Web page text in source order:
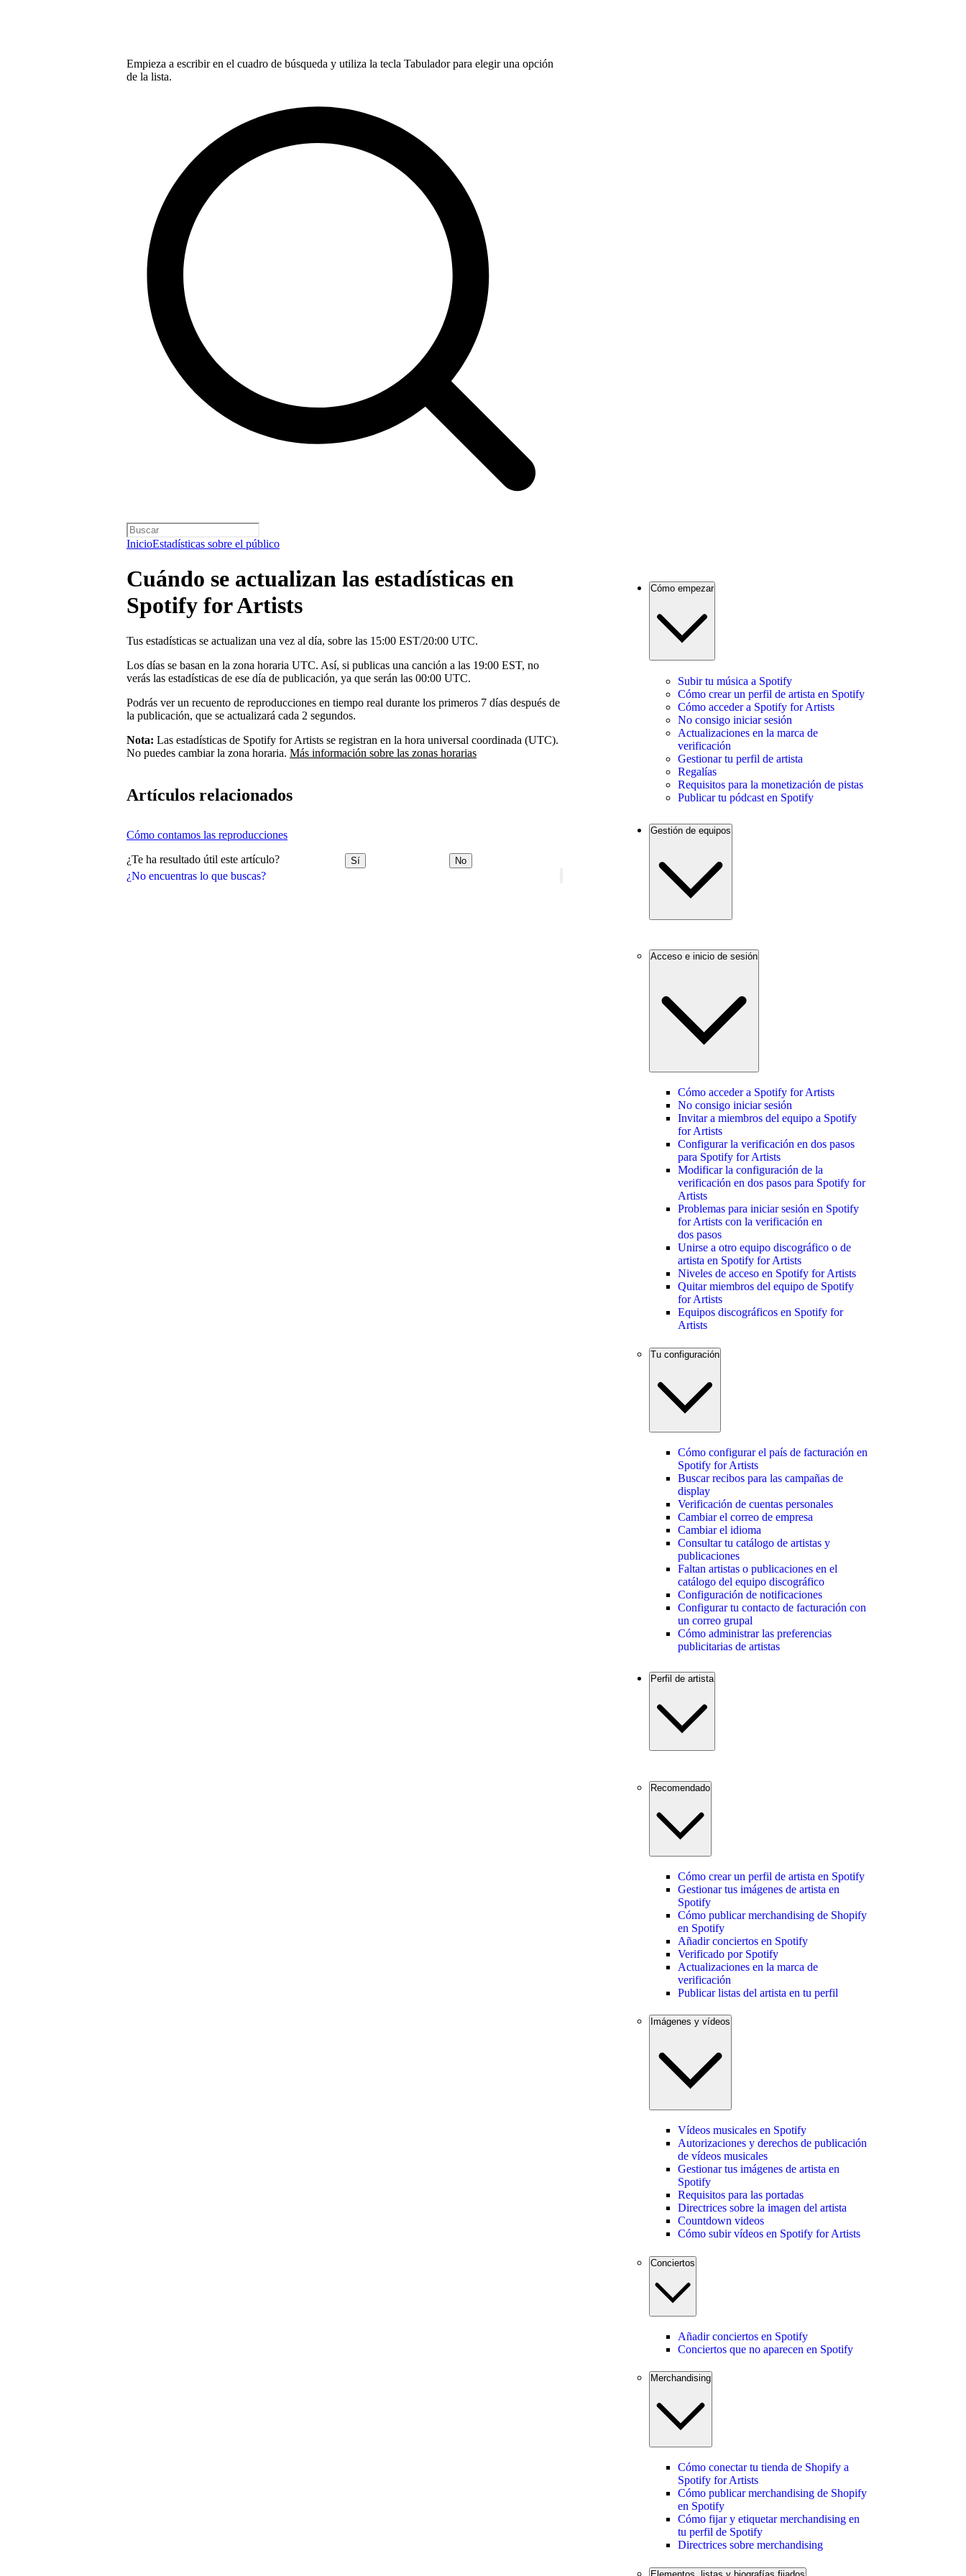
Empieza a escribir en el cuadro de búsqueda y utiliza la tecla Tabulador para elegir una opción
de la lista.
InicioEstadísticas sobre el público
¿No encuentras lo que buscas?
Cuándo se actualizan las estadísticas en
Spotify for Artists
Tus estadísticas se actualizan una vez al día, sobre las 15:00 EST/20:00 UTC.
Los días se basan en la zona horaria UTC. Así, si publicas una canción a las 19:00 EST, no
verás las estadísticas de ese día de publicación, ya que serán las 00:00 UTC.
Podrás ver un recuento de reproducciones en tiempo real durante los primeros 7 días después de
la publicación, que se actualizará cada 2 segundos.
Nota: Las estadísticas de Spotify for Artists se registran en la hora universal coordinada (UTC).
No puedes cambiar la zona horaria. Más información sobre las zonas horarias
Artículos relacionados
Cómo contamos las reproducciones
¿Te ha resultado útil este artículo? Sí No
Cómo empezar
Subir tu música a Spotify
Cómo crear un perfil de artista en Spotify
Cómo acceder a Spotify for Artists
No consigo iniciar sesión
Actualizaciones en la marca de
verificación
Gestionar tu perfil de artista
Regalías
Requisitos para la monetización de pistas
Publicar tu pódcast en Spotify
Gestión de equipos
Acceso e inicio de sesión
Cómo acceder a Spotify for Artists
No consigo iniciar sesión
Invitar a miembros del equipo a Spotify
for Artists
Configurar la verificación en dos pasos
para Spotify for Artists
Modificar la configuración de la
verificación en dos pasos para Spotify for
Artists
Problemas para iniciar sesión en Spotify
for Artists con la verificación en
dos pasos
Unirse a otro equipo discográfico o de
artista en Spotify for Artists
Niveles de acceso en Spotify for Artists
Quitar miembros del equipo de Spotify
for Artists
Equipos discográficos en Spotify for
Artists
Tu configuración
Cómo configurar el país de facturación en
Spotify for Artists
Buscar recibos para las campañas de
display
Verificación de cuentas personales
Cambiar el correo de empresa
Cambiar el idioma
Consultar tu catálogo de artistas y
publicaciones
Faltan artistas o publicaciones en el
catálogo del equipo discográfico
Configuración de notificaciones
Configurar tu contacto de facturación con
un correo grupal
Cómo administrar las preferencias
publicitarias de artistas
Perfil de artista
Recomendado
Cómo crear un perfil de artista en Spotify
Gestionar tus imágenes de artista en
Spotify
Cómo publicar merchandising de Shopify
en Spotify
Añadir conciertos en Spotify
Verificado por Spotify
Actualizaciones en la marca de
verificación
Publicar listas del artista en tu perfil
Imágenes y vídeos
Vídeos musicales en Spotify
Autorizaciones y derechos de publicación
de vídeos musicales
Gestionar tus imágenes de artista en
Spotify
Requisitos para las portadas
Directrices sobre la imagen del artista
Countdown videos
Cómo subir vídeos en Spotify for Artists
Conciertos
Añadir conciertos en Spotify
Conciertos que no aparecen en Spotify
Merchandising
Cómo conectar tu tienda de Shopify a
Spotify for Artists
Cómo publicar merchandising de Shopify
en Spotify
Cómo fijar y etiquetar merchandising en
tu perfil de Spotify
Directrices sobre merchandising